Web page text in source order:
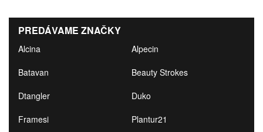
PREDÁVAME ZNAČKY
Alcina
Alpecin
Batavan
Beauty Strokes
Dtangler
Duko
Framesi
Plantur21